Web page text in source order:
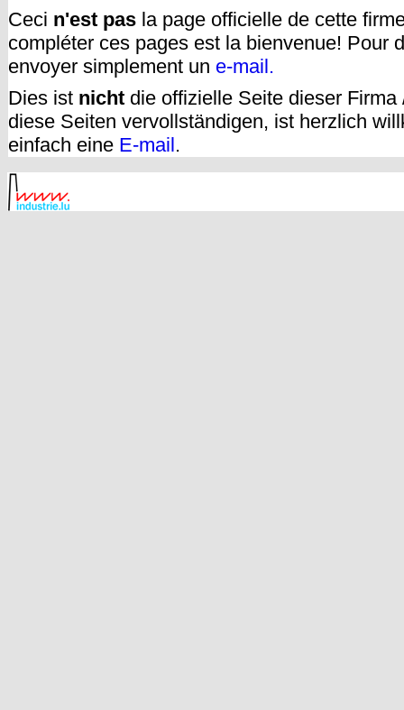
Ceci n'est pas la page officielle de cette
compléter ces pages est la bienvenue! Pour
envoyer simplement un e-mail.
Dies ist nicht die offizielle Seite dieser
diese Seiten vervollständigen, ist herzlich
einfach eine E-mail.